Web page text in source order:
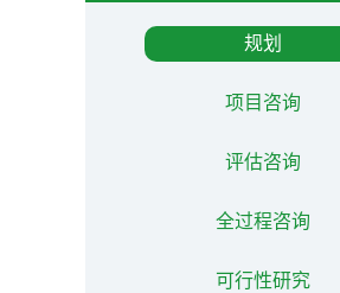
规划
项目咨询
评估咨询
全过程咨询
可行性研究